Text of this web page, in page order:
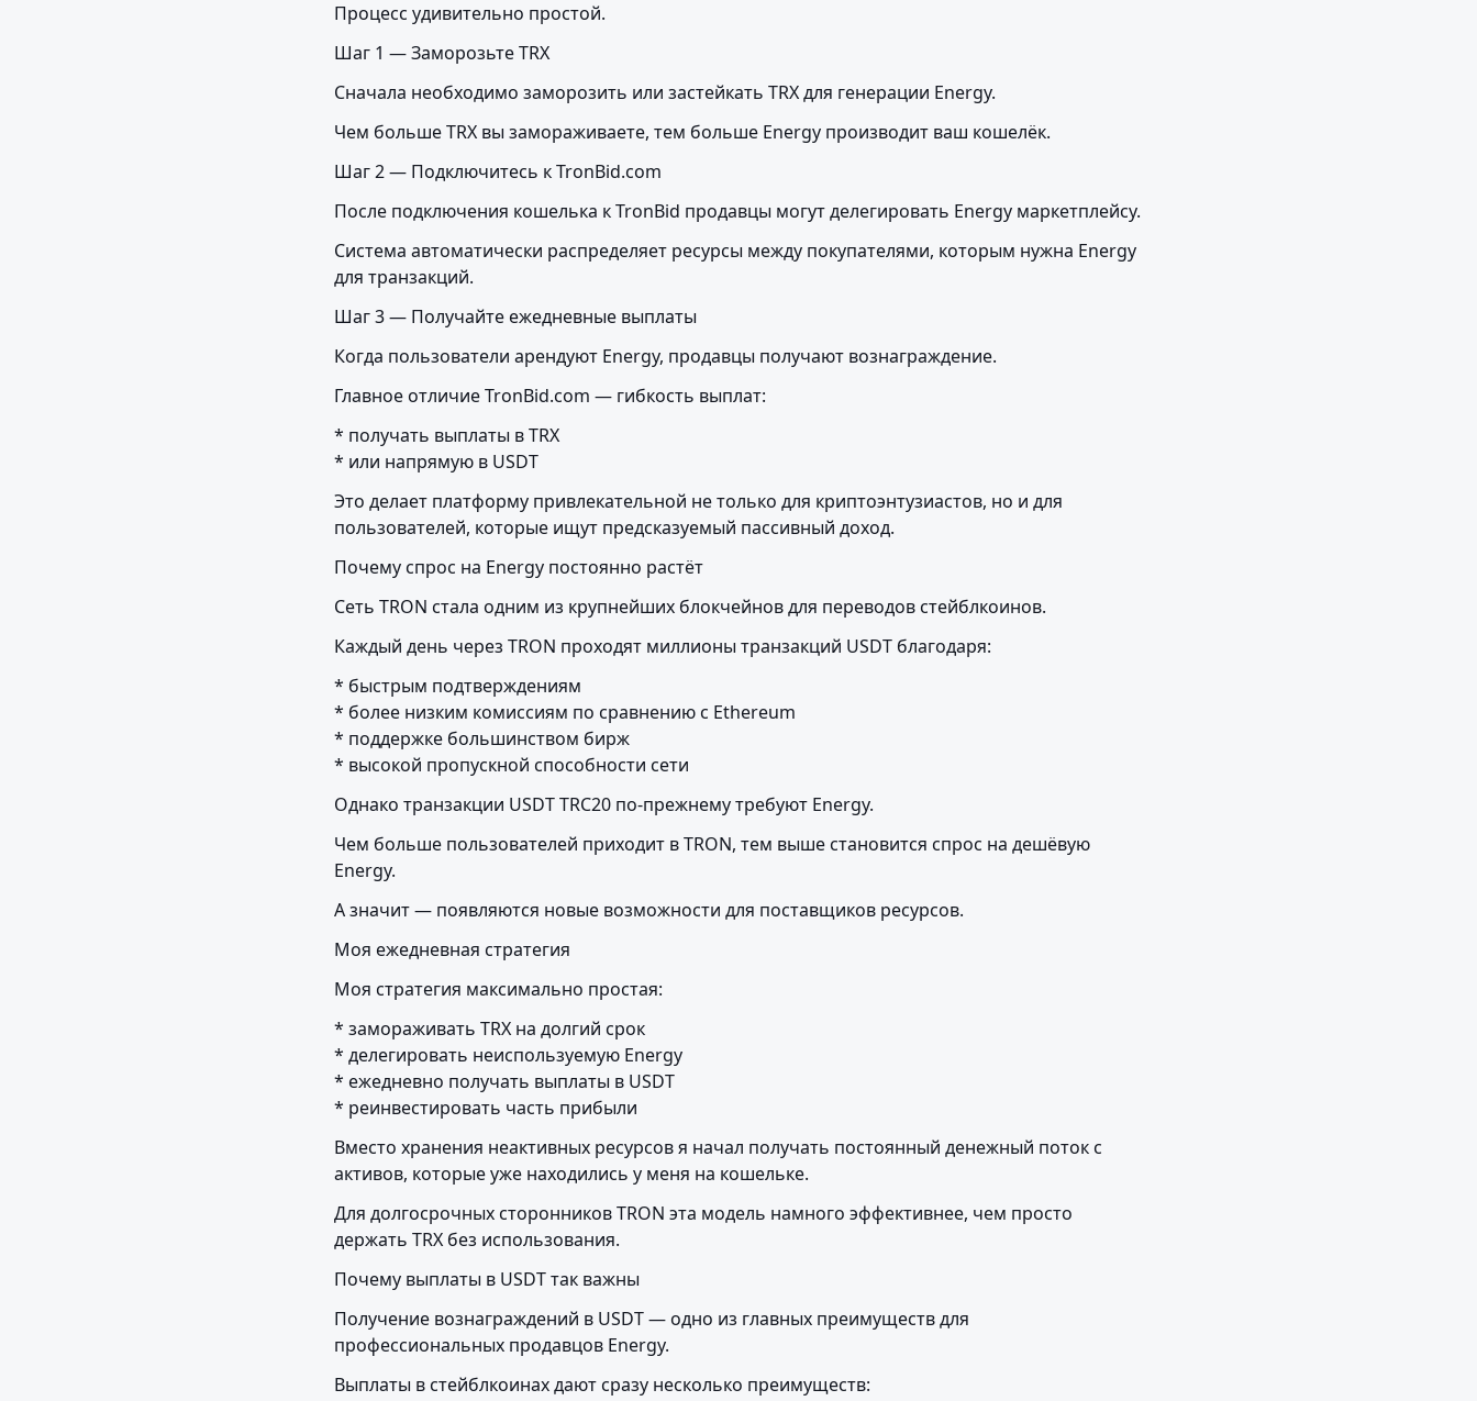
Процесс удивительно простой.
Шаг 1 — Заморозьте TRX
Сначала необходимо заморозить или застейкать TRX для генерации Energy.
Чем больше TRX вы замораживаете, тем больше Energy производит ваш кошелёк.
Шаг 2 — Подключитесь к TronBid.com
После подключения кошелька к TronBid продавцы могут делегировать Energy маркетплейсу.
Система автоматически распределяет ресурсы между покупателями, которым нужна Energy
для транзакций.
Шаг 3 — Получайте ежедневные выплаты
Когда пользователи арендуют Energy, продавцы получают вознаграждение.
Главное отличие TronBid.com — гибкость выплат:
* получать выплаты в TRX
* или напрямую в USDT
Это делает платформу привлекательной не только для криптоэнтузиастов, но и для
пользователей, которые ищут предсказуемый пассивный доход.
Почему спрос на Energy постоянно растёт
Сеть TRON стала одним из крупнейших блокчейнов для переводов стейблкоинов.
Каждый день через TRON проходят миллионы транзакций USDT благодаря:
* быстрым подтверждениям
* более низким комиссиям по сравнению с Ethereum
* поддержке большинством бирж
* высокой пропускной способности сети
Однако транзакции USDT TRC20 по-прежнему требуют Energy.
Чем больше пользователей приходит в TRON, тем выше становится спрос на дешёвую
Energy.
А значит — появляются новые возможности для поставщиков ресурсов.
Моя ежедневная стратегия
Моя стратегия максимально простая:
* замораживать TRX на долгий срок
* делегировать неиспользуемую Energy
* ежедневно получать выплаты в USDT
* реинвестировать часть прибыли
Вместо хранения неактивных ресурсов я начал получать постоянный денежный поток с
активов, которые уже находились у меня на кошельке.
Для долгосрочных сторонников TRON эта модель намного эффективнее, чем просто
держать TRX без использования.
Почему выплаты в USDT так важны
Получение вознаграждений в USDT — одно из главных преимуществ для
профессиональных продавцов Energy.
Выплаты в стейблкоинах дают сразу несколько преимуществ: